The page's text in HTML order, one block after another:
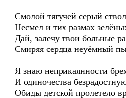
Смолой тягучей серый ствол
Несмел и тих размах
Дай, залечу твои больные
Смиряя сердца неуёмный
Я знаю неприкаянности
И одиночества
Обиды детской пролетело